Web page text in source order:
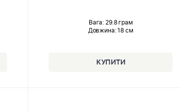
Вага: 29.8 грам
Довжина:18 см